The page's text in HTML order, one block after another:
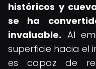
históricos y
se ha
invaluable. Al
superficie hacia el
es capaz de